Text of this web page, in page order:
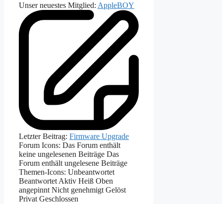
Unser neuestes Mitglied: AppleBOY
Letzter Beitrag: Firmware Upgrade
Forum Icons: Das Forum enthält
keine ungelesenen Beiträge Das
Forum enthält ungelesene Beiträge
Themen-Icons: Unbeantwortet
Beantwortet Aktiv Heiß Oben
angepinnt Nicht genehmigt Gelöst
Privat Geschlossen